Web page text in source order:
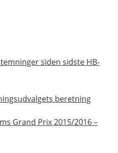
siden sidste HB-
beretning
Grand Prix 2015/2016 –